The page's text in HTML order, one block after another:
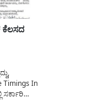
ಕೆಲಸದ
Timings In